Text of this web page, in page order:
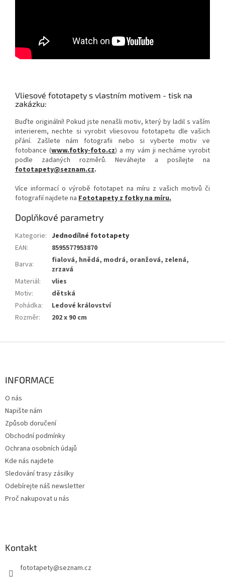
Vliesové fototapety s vlastním motivem - tisk na
zakázku:
Buďte originální! Pokud jste nenašli motiv, který by ladil s vaším
interierem, nechte si vyrobit vliesovou fototapetu dle vašich
přání. Zašlete nám fotografii nebo si vyberte motiv ve
fotobance (www.fotky-foto.cz) a my vám ji necháme vyrobit
podle zadaných rozměrů. Neváhejte a posílejte na
fototapety@seznam.cz.
Více informací o výrobě fototapet na míru z vašich motivů či
fotografií najdete na Fototapety z fotky na míru.
Doplňkové parametry
Kategorie: Jednodílné fototapety
EAN:
8595577953870
Barva:
fialová, hnědá, modrá, oranžová, zelená,
zrzavá
Materiál:
vlies
Motiv:
dětská
Pohádka:
Ledové království
Rozměr: 202 x 90 cm
INFORMACE
O nás
Napište nám
Způsob doručení
Obchodní podmínky
Ochrana osobních údajů
Kde nás najdete
Sledování trasy zásilky
Odebírejte náš newsletter
Proč nakupovat u nás
Kontakt
fototapety@seznam.cz